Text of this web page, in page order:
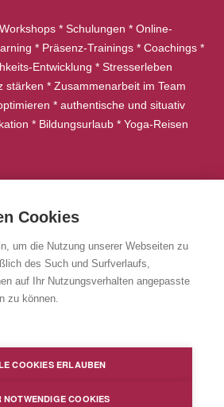
* Schulungen * Online-
* Präsenz-Trainings * Coachings *
Entwicklung * Stresserleben
stärken * Zusammenarbeit im Team
* authentische und situativ
* Bildungsurlaub * Yoga-Reisen
|AGB|Cookie Einstellungen
Cookies
um die Nutzung unserer Webseiten zu
des Such und Surfverlaufs,
auf Ihr Nutzungsverhalten angepasste
zu können.
COOKIES ERLAUBEN
NOTWENDIGE COOKIES